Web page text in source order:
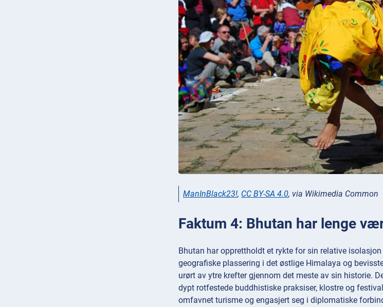
ManInBlack23!, CC BY-SA 4.0, via Wikimedia Common
Faktum 4: Bhutan har lenge
Bhutan har opprettholdt et rykte for sin relative
geografiske plassering i det østlige Himalaya og
urørt av ytre krefter gjennom det meste av sin historie.
dypt rotfestede buddhistiske praksiser, klostre og
omfavnet turisme og engasjert seg i diplomatiske